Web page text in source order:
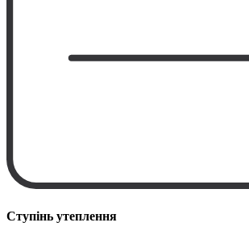
Ступінь утеплення